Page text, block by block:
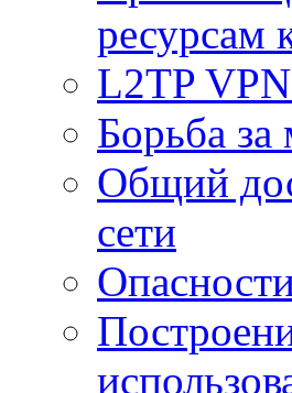
ресурсам
L2TP
Борьба
Общий
сети